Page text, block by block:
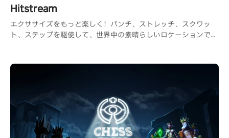
Hitstream
エクササイズをもっと楽しく！パンチ、ストレッチ、スクワッ
ト、ステップを駆使して、世界中の素晴らしいロケーションで楽